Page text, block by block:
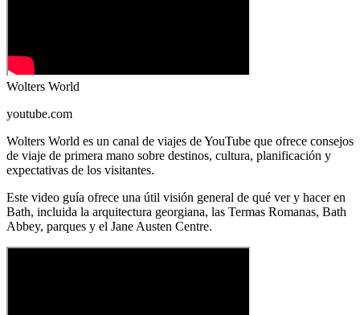
Wolters World
youtube.com
Wolters World es un canal de viajes de YouTube que ofrece consejos
de viaje de primera mano sobre destinos, cultura, planificación y
expectativas de los visitantes.
Este video guía ofrece una útil visión general de qué ver y hacer en
Bath, incluida la arquitectura georgiana, las Termas Romanas, Bath
Abbey, parques y el Jane Austen Centre.